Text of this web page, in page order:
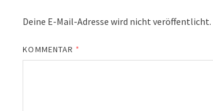
Deine E-Mail-Adresse wird nicht veröffentlicht.
KOMMENTAR *